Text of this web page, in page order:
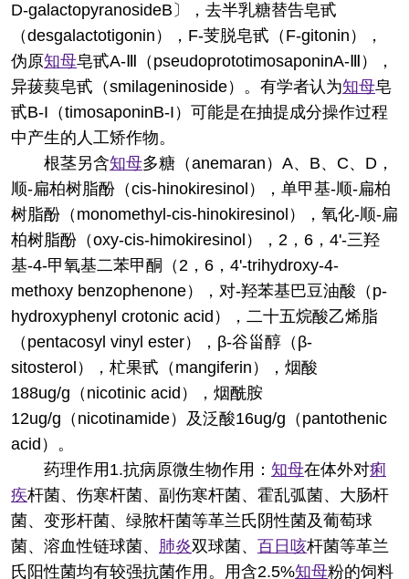
D-galactopyranosideB〕，去半乳糖替告皂甙
（desgalactotigonin），F-芰脱皂甙（F-gitonin），
伪原知母皂甙A-Ⅲ（pseudoprototimosaponinA-Ⅲ），
异菝葜皂甙（smilageninoside）。有学者认为知母皂
甙B-I（timosaponinB-I）可能是在抽提成分操作过程
中产生的人工矫作物。
根茎另含知母多糖（anemaran）A、B、C、D，
顺-扁柏树脂酚（cis-hinokiresinol），单甲基-顺-扁柏
树脂酚（monomethyl-cis-hinokiresinol），氧化-顺-扁
柏树脂酚（oxy-cis-himokiresinol），2，6，4'-三羟
基-4-甲氧基二苯甲酮（2，6，4'-trihydroxy-4-
methoxy benzophenone），对-羟苯基巴豆油酸（p-
hydroxyphenyl crotonic acid），二十五烷酸乙烯脂
（pentacosyl vinyl ester），β-谷甾醇（β-
sitosterol），杧果甙（mangiferin），烟酸
188ug/g（nicotinic acid），烟酰胺
12ug/g（nicotinamide）及泛酸16ug/g（pantothenic
acid）。
药理作用 1.抗病原微生物作用： 知母在体外对痢
疾杆菌、伤寒杆菌、副伤寒杆菌、霍乱弧菌、大肠杆
菌、变形杆菌、绿脓杆菌等革兰氏阴性菌及葡萄球
菌、溶血性链球菌、 肺炎双球菌、 百日咳杆菌等革兰
氏阳性菌均有较强抗菌作用。用含2.5%知母粉的饲料